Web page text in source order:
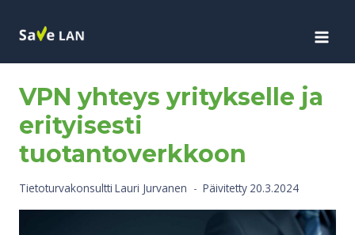
sisältöön
VPN yhteys yritykselle ja
erityisesti
tuotantoverkkoon
Tietoturvakonsultti Lauri Jurvanen Päivitetty 20.3.2024